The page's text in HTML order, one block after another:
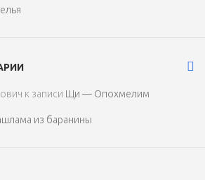
к записи Щи — Опохмелим
из баранины